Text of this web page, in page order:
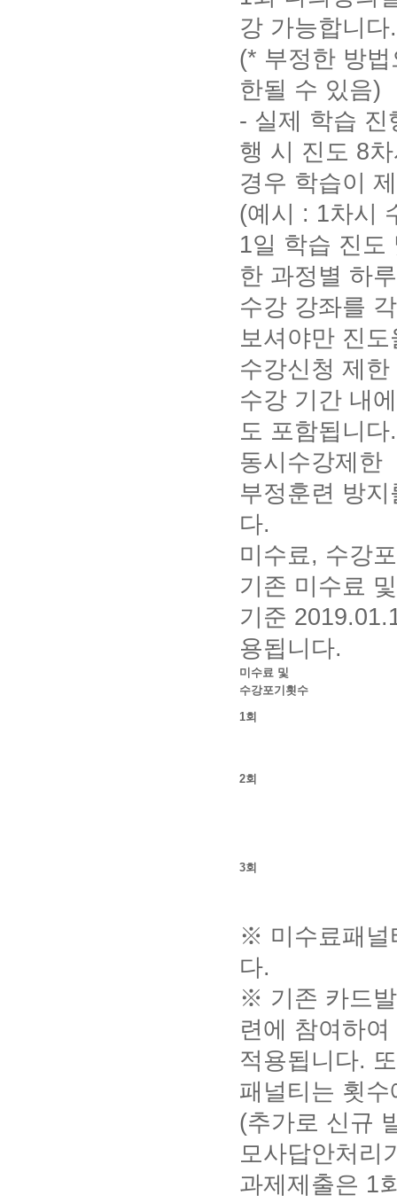
강 가능합니다.
(* 부정한 방
한될 수 있음)
- 실제 학습 진
행 시 진도 8
경우 학습이
(예시 : 1차시
1일 학습 진도
한 과정별 하
수강 강좌를
보셔야만 진
수강신청 제한
수강 기간 내
도 포함됩니다.
동시수강제한
부정훈련 방
다.
미수료, 수강
기존 미수료
기준
용됩니다.
미수료 및
수강포기횟수
1회
2회
3회
※ 미수료패널
다.
※ 기존 카드
련에 참여하
적용됩니다.
패널티는 횟
(추가로 신규
모사답안처리
과제제출은 1